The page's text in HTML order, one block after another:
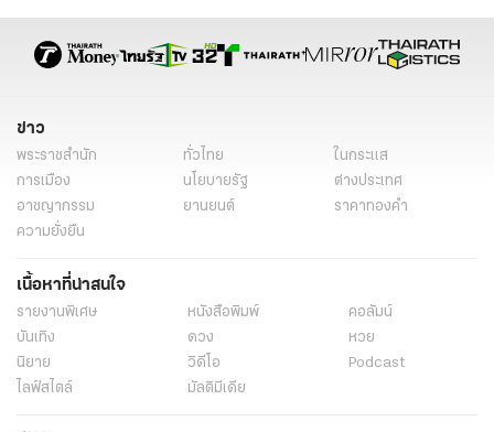
ข่าว
พระราชสำนัก ทั่วไทย
ในกระแส
การเมือง
นโยบายรัฐ
ต่างประเทศ
อาชญากรรม
ยานยนต์
ราคาทองคำ
ความยั่งยืน
เนื้อหาที่น่าสนใจ
รายงานพิเศษ หนังสือพิมพ์
คอลัมน์
บันเทิง
ดวง
หวย
นิยาย
วิดีโอ
Podcast
ไลฟ์สไตล์
มัลติมีเดีย